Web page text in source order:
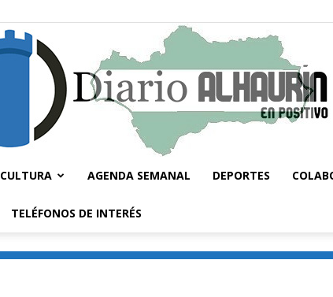
CULTURA AGENDA SEMANAL DEPORTES
TELÉFONOS DE INTERÉS